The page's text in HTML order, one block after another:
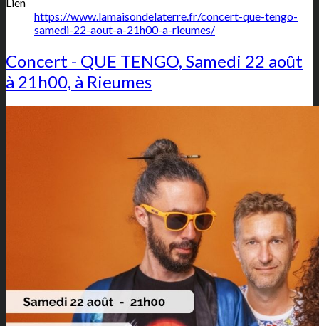
Lien
https://www.lamaisondelaterre.fr/concert-que-tengo-
samedi-22-aout-a-21h00-a-rieumes/
Concert - QUE TENGO, Samedi 22 août
à 21h00, à Rieumes